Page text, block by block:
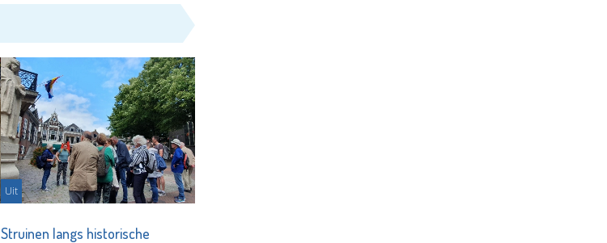
Uit
Struinen langs historische